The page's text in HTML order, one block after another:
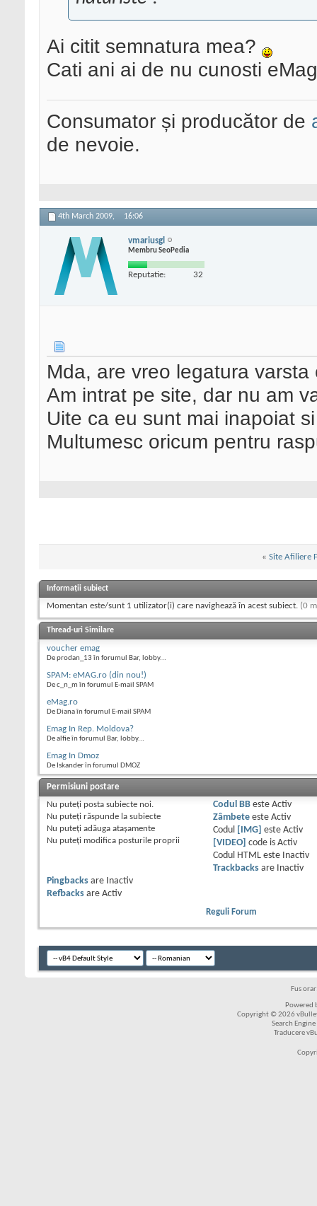
Ai citit semnatura mea?
Cati ani ai de nu cunosti
Consumator și producător de
de nevoie.
4th March 2009, 16:06
vmariusgl
Membru SeoPedia
Reputatie: 32
Mda, are vreo legatura
Am intrat pe site, dar nu am
Uite ca eu sunt mai inapoiat
Multumesc oricum pentru
« Site Afiliere
Informații subiect
Momentan este/sunt 1 utilizator(i) care navighează în acest subiect. (0
Thread-uri Similare
voucher emag
De prodan_13 în forumul Bar, lobby...
SPAM: eMAG.ro (din nou!)
De c_n_m în forumul E-mail SPAM
eMag.ro
De Diana în forumul E-mail SPAM
Emag In Rep. Moldova?
De alfie în forumul Bar, lobby...
Emag In Dmoz
De Iskander în forumul DMOZ
Permisiuni postare
Nu puteţi posta subiecte noi.
Nu puteţi răspunde la subiecte
Nu puteţi adăuga ataşamente
Nu puteţi modifica posturile proprii
Codul BBeste Activ
Zâmbeteeste Activ
Codul
[IMG] este Activ
[VIDEO] code is Activ
Codul HTML este
Inactiv
Trackbacksare
Inactiv
Pingbacks are
Inactiv
Refbacks are Activ
Reguli Forum
Fus
Powered
Copyright © 2026
Search
Traducere